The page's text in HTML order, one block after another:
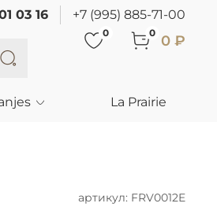
03 16 +7 (995) 885-71-00
0 0 0 ₽
La Prairie
артикул: FRV0012E